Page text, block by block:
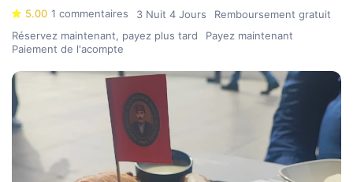
5.00 1 commentaires 3 Nuit 4 Jours
Remboursement gratuit
Réservez maintenant, payez plus tard
Payez maintenant
Paiement de l'acompte